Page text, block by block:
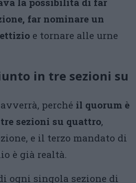
far nominare un
e tornare alle urne
in tre sezioni su
perché il quorum è
sezioni su quattro,
e il terzo mandato di
è già realtà.
ogni singola sezione di